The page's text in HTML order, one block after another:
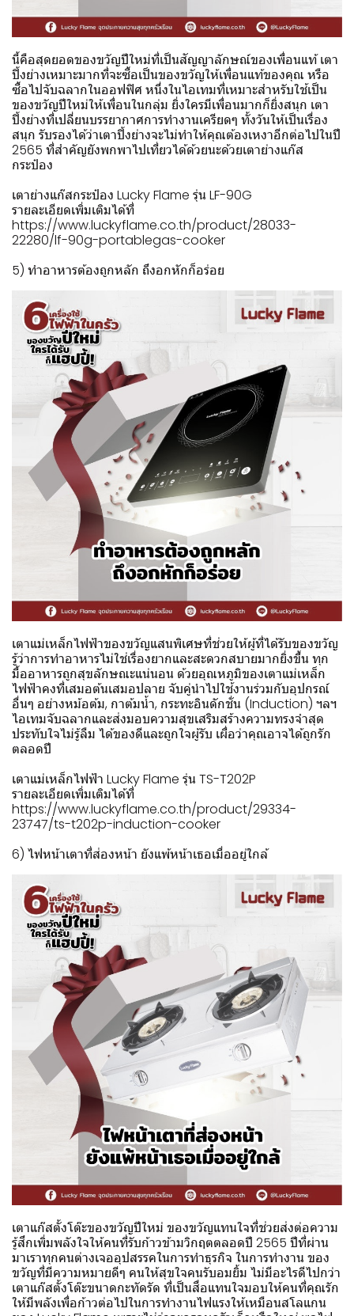
นี้คือสุดยอดของขวัญปีใหม่ที่เป็นสัญญาลักษณ์ของเพื่อนแท้ เตา
ปิ้งย่างเหมาะมากที่จะซื้อเป็นของขวัญให้เพื่อนแท้ของคุณ หรือ
ซื้อไปจับฉลากในออฟฟิศ หนึ่งในไอเทมที่เหมาะสำหรับใช้เป็น
ของขวัญปีใหม่ให้เพื่อนในกลุ่ม ยิ่งใครมีเพื่อนมากก็ยิ่งสนุก เตา
ปิ้งย่างที่เปลี่ยนบรรยากาศการทำงานเครียดๆ ทั้งวันให้เป็นเรื่อง
สนุก รับรองได้ว่าเตาปิ้งย่างจะไม่ทำให้คุณต้องเหงาอีกต่อไปในปี
2565 ที่สำคัญยังพกพาไปเที่ยวได้ด้วยนะด้วยเตาย่างแก๊ส
กระป๋อง
เตาย่างแก๊สกระป๋อง Lucky Flame รุ่น LF-90G
รายละเอียดเพิ่มเติมได้ที่
https://www.luckyflame.co.th/product/28033-
22280/lf-90g-portablegas-cooker
5) ทำอาหารต้องถูกหลัก ถึงอกหักก็อร่อย
เตาแม่เหล็กไฟฟ้าของขวัญแสนพิเศษที่ช่วยให้ผู้ที่ได้รับของขวัญ
รู้ว่าการทำอาหารไม่ใช่เรื่องยากและสะดวกสบายมากยิ่งขึ้น ทุก
มื้ออาหารถูกสุขลักษณะแน่นอน ด้วยอุณหภูมิของเตาแม่เหล็ก
ไฟฟ้าคงที่เสมอต้นเสมอปลาย จับคู่นำไปใช้งานร่วมกับอุปกรณ์
อื่นๆ อย่างหม้อต้ม, กาต้มน้ำ, กระทะอินดักชั่น (Induction) ฯลฯ
ไอเทมจับฉลากและส่งมอบความสุขเสริมสร้างความทรงจำสุด
ประทับใจไม่รู้ลืม ได้ของดีและถูกใจผู้รับ เผื่อว่าคุณอาจได้ถูกรัก
ตลอดปี
เตาแม่เหล็กไฟฟ้า Lucky Flame รุ่น TS-T202P
รายละเอียดเพิ่มเติมได้ที่
https://www.luckyflame.co.th/product/29334-
23747/ts-t202p-induction-cooker
6) ไฟหน้าเตาที่ส่องหน้า ยังแพ้หน้าเธอเมื่ออยู่ใกล้
เตาแก๊สตั้งโต๊ะของขวัญปีใหม่ ของขวัญแทนใจที่ช่วยส่งต่อความ
รู้สึกเพิ่มพลังใจให้คนที่รับก้าวข้ามวิกฤตตลอดปี 2565 ปีที่ผ่าน
มาเราทุกคนต่างเจออุปสรรคในการทำธุรกิจ ในการทำงาน ของ
ขวัญที่มีความหมายดีๆ คนให้สุขใจคนรับอมยิ้ม ไม่มีอะไรดีไปกว่า
เตาแก๊สตั้งโต๊ะขนาดกะทัดรัด ที่เป็นสื่อแทนใจมอบให้คนที่คุณรัก
ให้มีพลังเพื่อก้าวต่อไปในการทำงานไฟแรงให้เหมือนสโลแกน